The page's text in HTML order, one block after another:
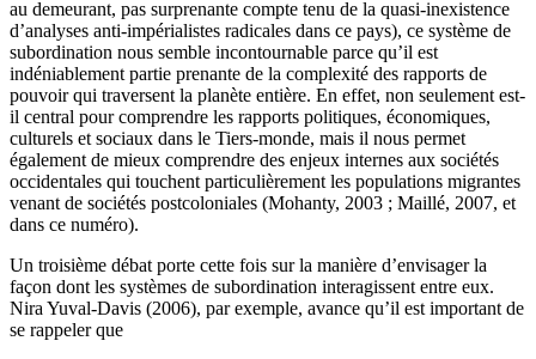
au demeurant, pas surprenante compte tenu de la quasi-inexistence
d’analyses anti-impérialistes radicales dans ce pays), ce système de
subordination nous semble incontournable parce qu’il est
indéniablement partie prenante de la complexité des rapports de
pouvoir qui traversent la planète entière. En effet, non seulement est-
il central pour comprendre les rapports politiques, économiques,
culturels et sociaux dans le Tiers-monde, mais il nous permet
également de mieux comprendre des enjeux internes aux sociétés
occidentales qui touchent particulièrement les populations migrantes
venant de sociétés postcoloniales (Mohanty, 2003 ; Maillé, 2007, et
dans ce numéro).
Un troisième débat porte cette fois sur la manière d’envisager la
façon dont les systèmes de subordination interagissent entre eux.
Nira Yuval-Davis (2006), par exemple, avance qu’il est important de
se rappeler que